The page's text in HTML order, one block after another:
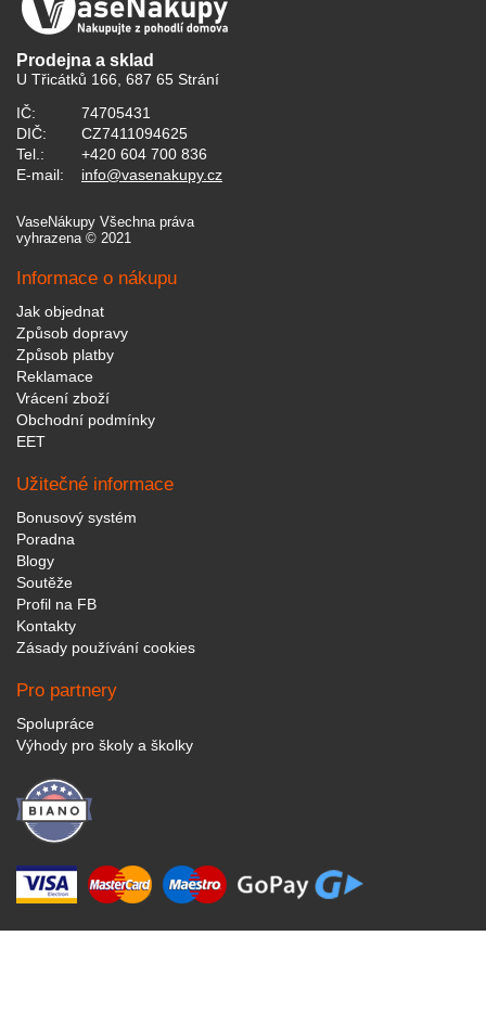
Prodejna a sklad
U Třicátků 166, 687 65 Strání
IČ:
74705431
DIČ:
CZ7411094625
Tel.:
+420 604 700 836
E-mail:
info@vasenakupy.cz
VaseNákupy Všechna práva
vyhrazena © 2021
Informace o nákupu
Jak objednat
Způsob dopravy
Způsob platby
Reklamace
Vrácení zboží
Obchodní podmínky
EET
Užitečné informace
Bonusový systém
Poradna
Blogy
Soutěže
Profil na FB
Kontakty
Zásady používání cookies
Pro partnery
Spolupráce
Výhody pro školy a školky